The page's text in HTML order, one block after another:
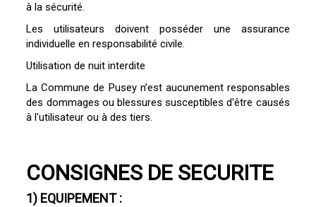
à la sécurité.
Les utilisateurs doivent posséder une assurance
individuelle en responsabilité civile.
Utilisation de nuit interdite
La Commune de Pusey n’est aucunement responsables
des dommages ou blessures susceptibles d'être causés
à l'utilisateur ou à des tiers.
CONSIGNES DE SECURITE
1) EQUIPEMENT :